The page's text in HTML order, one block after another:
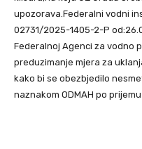
upozorava.Federalni vodni
02731/2025-1405-2-P
Federalnoj Agenci za vodno
preduzimanje mjera za
kako bi se obezbjedilo
naznakom ODMAH po prijemu